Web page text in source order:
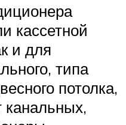
кассетной
и для
типа
потолка,
канальных,